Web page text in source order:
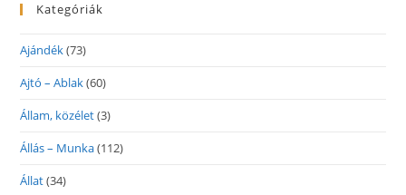
Kategóriák
Ajándék(73)
Ajtó – Ablak(60)
Állam, közélet(3)
Állás – Munka(112)
Állat(34)